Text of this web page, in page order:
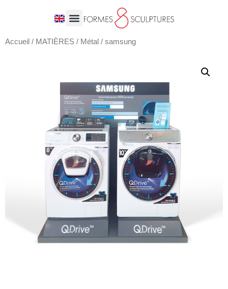
Accueil / MATIÈRES / Métal / samsung